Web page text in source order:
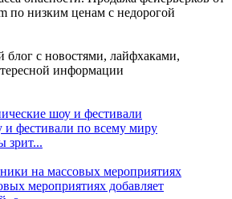
по низким ценам с недорогой
с новостями, лайфхаками,
информации
шоу и фестивали
фестивали по всему миру
зрит...
на массовых мероприятиях
мероприятиях добавляет